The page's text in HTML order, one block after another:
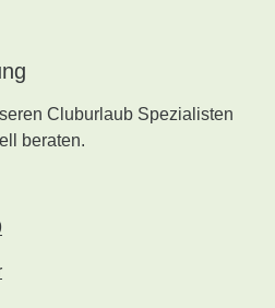
Cluburlaub Spezialisten
beraten.